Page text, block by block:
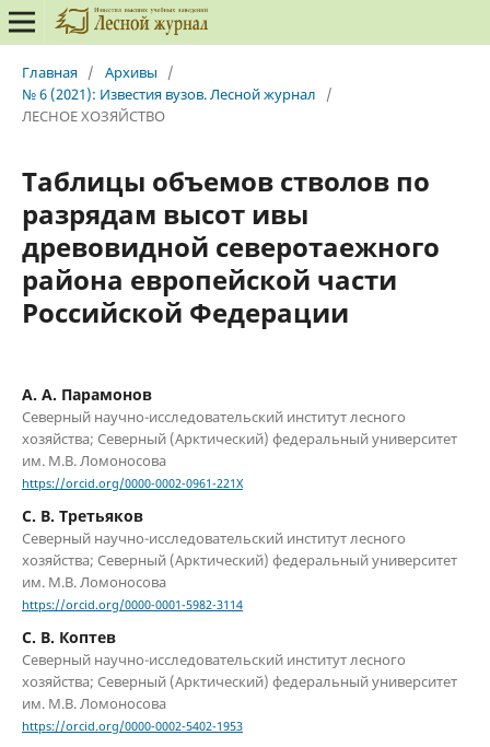
Главная / Архивы
/
№ 6 (2021): Известия вузов. Лесной журнал
/
ЛЕСНОЕ ХОЗЯЙСТВО
Таблицы объемов стволов по
разрядам высот ивы
древовидной северотаежного
района европейской части
Российской Федерации
А. А. Парамонов
Северный научно-исследовательский институт лесного
хозяйства; Северный (Арктический) федеральный университет
им. М.В. Ломоносова
https://orcid.org/0000-0002-0961-221X
С. В. Третьяков
Северный научно-исследовательский институт лесного
хозяйства; Северный (Арктический) федеральный университет
им. М.В. Ломоносова
https://orcid.org/0000-0001-5982-3114
С. В. Коптев
Северный научно-исследовательский институт лесного
хозяйства; Северный (Арктический) федеральный университет
им. М.В. Ломоносова
https://orcid.org/0000-0002-5402-1953